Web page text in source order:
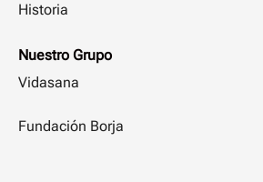
Historia
Nuestro Grupo
Vidasana
Fundación Borja